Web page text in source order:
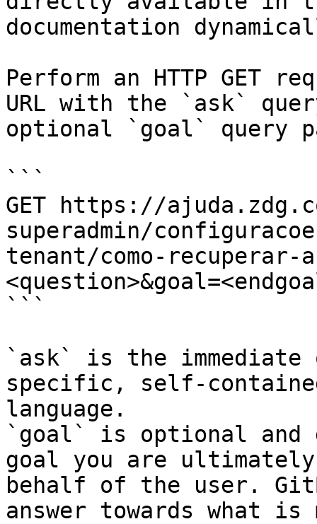
documentation
Perform an HTTP GET
URL with the `ask`
optional `goal` query
```
GET https://
superadmin/
tenant/como-recuperar-
```
`ask` is the
specific, self-
language.
`goal` is optional and
goal you are
behalf of the user.
answer towards what